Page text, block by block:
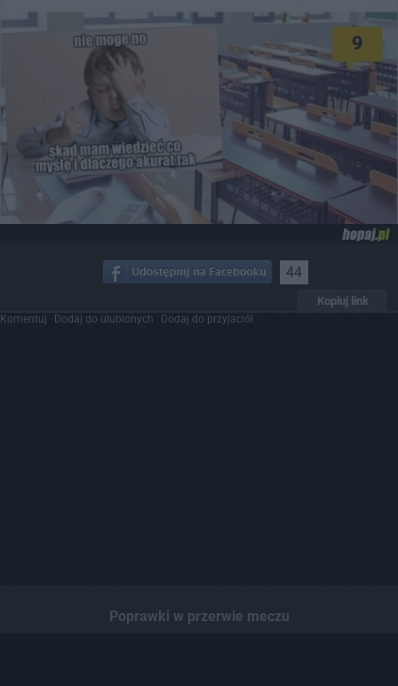
44
Kopiuj link
Komentuj Dodaj do ulubionych Dodaj do przyjaciół
Poprawki w przerwie meczu